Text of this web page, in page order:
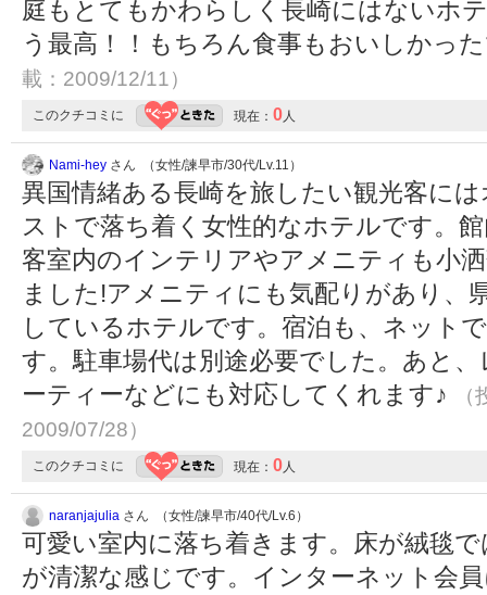
庭もとてもかわらしく長崎にはないホ
う最高！！もちろん食事もおいしかっ
載：2009/12/11）
このクチコミに 現在： 0人
Nami-hey さん （女性/諫早市/30代/Lv.11）
異国情緒ある長崎を旅したい観光客に
ストで落ち着く女性的なホテルです。
客室内のインテリアやアメニティも小
ました!アメニティにも気配りがあり、
しているホテルです。宿泊も、ネット
す。駐車場代は別途必要でした。あと
ーティーなどにも対応してくれます♪
2009/07/28）
このクチコミに 現在： 0人
naranjajulia さん （女性/諫早市/40代/Lv.6）
可愛い室内に落ち着きます。床が絨毯
が清潔な感じです。インターネット会